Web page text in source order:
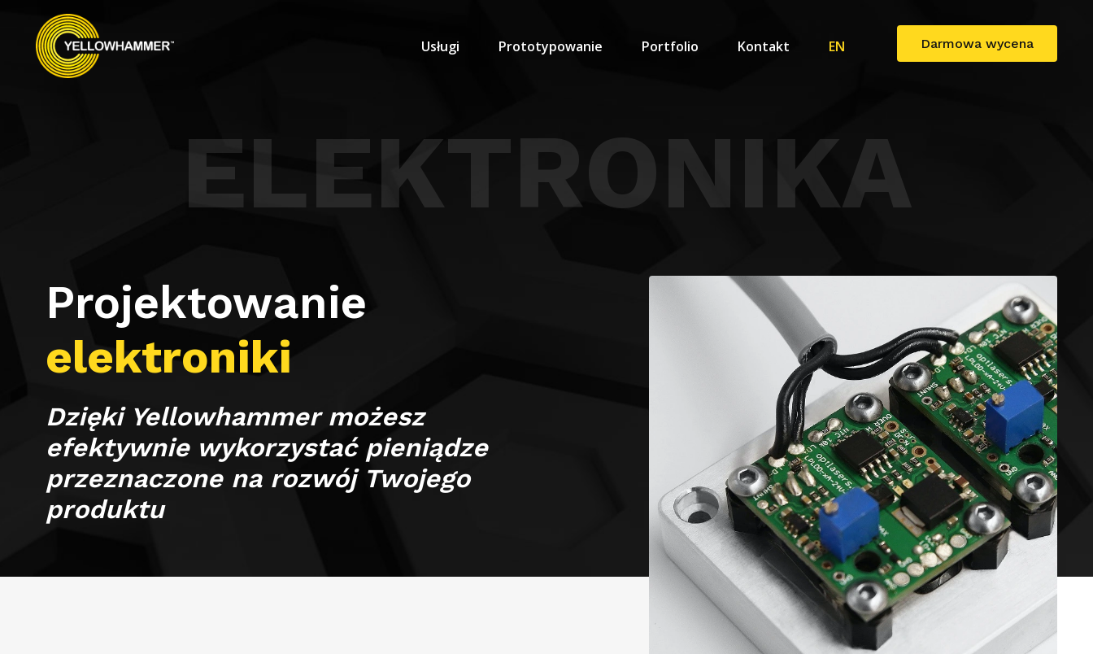
Usługi Prototypowanie Portfolio Kontakt EN Darmowa wycena
ELEKTRONIKA
Projektowanie
elektroniki
Dzięki Yellowhammer możesz
efektywnie wykorzystać pieniądze
przeznaczone na rozwój Twojego
produktu